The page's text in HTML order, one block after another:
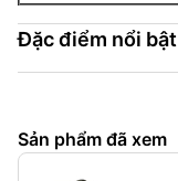
Đặc điểm nổi bật
Sản phẩm đã xem